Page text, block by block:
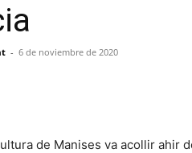
- 6 de noviembre de 2020